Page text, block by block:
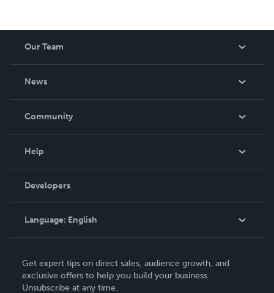
Our Team
News
In The News
Community
Podcast
Help
Order Lookup
Knowledge Base
Contact Support
Developers
Language: English
Deutsch
Français
Get expert tips on direct sales, audience growth, and
exclusive offers to help you build your business.
Unsubscribe at any time.